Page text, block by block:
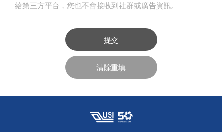
給第三方平台，您也不會接收到社群或廣告資訊。
提交
清除重填